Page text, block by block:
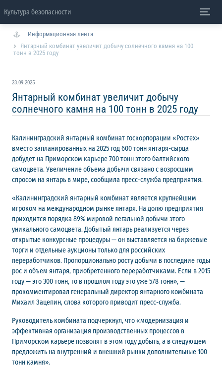
Культура безопасности
Информационная лента
Янтарный комбинат увеличит добычу солнечного камня на 100
тонн в 2025 году
23.09.2025
Янтарный комбинат увеличит добычу
солнечного камня на 100 тонн в 2025 году
Калининградский янтарный комбинат госкорпорации «Ростех»
вместо запланированных на 2025 год 600 тонн янтаря-сырца
добудет на Приморском карьере 700 тонн этого балтийского
самоцвета. Увеличение объема добычи связано с возросшим
спросом на янтарь в мире, сообщила пресс-служба предприятия.
«Калининградский янтарный комбинат является крупнейшим
игроком на международном рынке янтаря. На долю предприятия
приходится порядка 89% мировой легальной добычи этого
уникального самоцвета. Добытый янтарь реализуется через
открытые конкурсные процедуры — он выставляется на биржевые
торги и отдельные аукционы только для российских
переработчиков. Пропорционально росту добычи в последние годы
рос и объем янтаря, приобретенного переработчиками. Если в 2015
году — это 300 тонн, то в прошлом году это уже 578 тонн», —
прокомментировал генеральный директор янтарного комбината
Михаил Зацепин, слова которого приводит пресс-служба.
Руководитель комбината подчеркнул, что «модернизация и
эффективная организация производственных процессов в
Приморском карьере позволят в этом году добыть, а в следующем
предложить на внутренний и внешний рынки дополнительные 100
тонн камня».